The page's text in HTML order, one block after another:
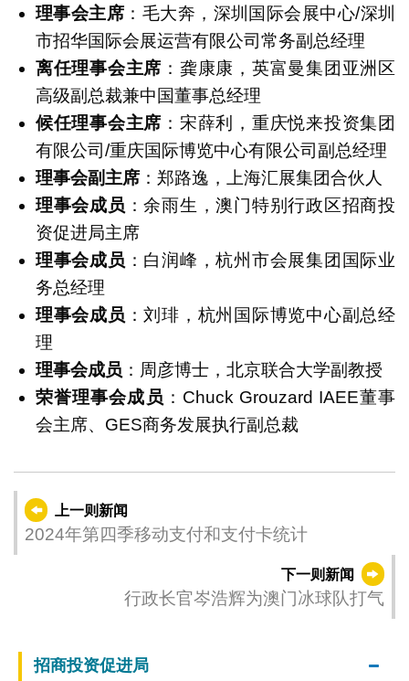
理事会主席 ：毛大奔，深圳国际会展中心/深圳
市招华国际会展运营有限公司常务副总经理
离任理事会主席 ：龚康康，英富曼集团亚洲区
高级副总裁兼中国董事总经理
候任理事会主席 ：宋薛利，重庆悦来投资集团
有限公司/重庆国际博览中心有限公司副总经理
理事会副主席：郑路逸，上海汇展集团合伙人
理事会成员 ：余雨生，澳门特别行政区招商投
资促进局主席
理事会成员 ：白润峰，杭州市会展集团国际业
务总经理
理事会成员 ：刘琲，杭州国际博览中心副总经
理
理事会成员 ：周彦博士，北京联合大学副教授
荣誉理事会成员 ：Chuck Grouzard IAEE董事
会主席、GES商务发展执行副总裁
上一则新闻
2024年第四季移动支付和支付卡统计
下一则新闻
行政长官岑浩辉为澳门冰球队打气
招商投资促进局